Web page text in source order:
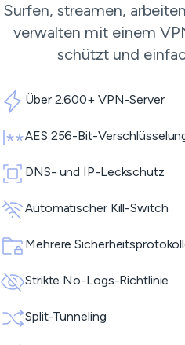
Surfen, streamen,
verwalten mit einem
schützt und
Über 2.600+ VPN-Server
AES 256-Bit-
DNS- und IP-Leckschutz
Automatischer Kill-Switch
Mehrere
Strikte No-Logs-Richtlinie
Split-Tunneling